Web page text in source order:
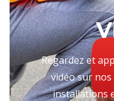
Regardez et
vidéo sur
installations